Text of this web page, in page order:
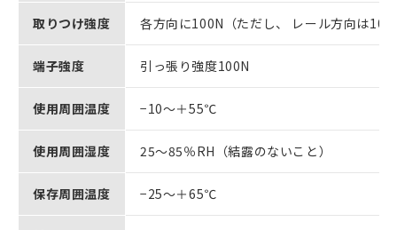
取りつけ強度 各方向に100N（ただし、 レール方向は
端子強度 引っ張り強度100N
使用周囲温度 −10～＋55℃
使用周囲湿度 25～85％RH（結露のないこと）
保存周囲温度 −25～＋65℃